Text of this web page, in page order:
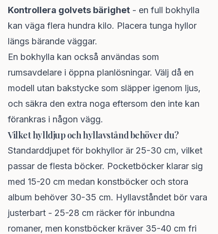
Kontrollera golvets bärighet - en full bokhylla
kan väga flera hundra kilo. Placera tunga hyllor
längs bärande väggar.
En bokhylla kan också användas som
rumsavdelare i öppna planlösningar. Välj då en
modell utan bakstycke som släpper igenom ljus,
och säkra den extra noga eftersom den inte kan
förankras i någon vägg.
Vilket hylldjup och hyllavstånd behöver du?
Standarddjupet för bokhyllor är 25-30 cm, vilket
passar de flesta böcker. Pocketböcker klarar sig
med 15-20 cm medan konstböcker och stora
album behöver 30-35 cm. Hyllavståndet bör vara
justerbart - 25-28 cm räcker för inbundna
romaner, men konstböcker kräver 35-40 cm fri